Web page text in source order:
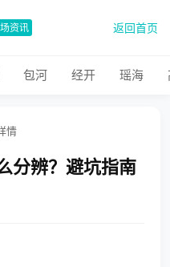
资讯 返回首页
包河 经开 瑶海
情
分辨？避坑指南